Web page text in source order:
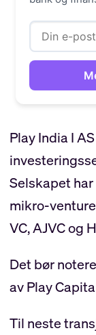
Play India I
Selskapet
mikro-
VC, AJVC og
Det bør
av Play
Til neste